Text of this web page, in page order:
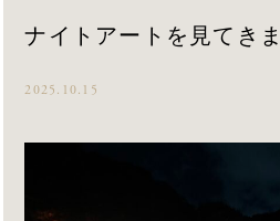
ナイトアートを見てき
2025.10.15